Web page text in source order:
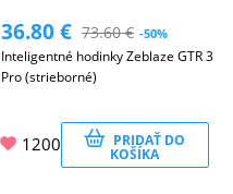
36.80€ 73.60€ -50%
Inteligentné hodinky Zeblaze GTR 3
Pro (strieborné)
1200 PRIDAŤ DO
KOŠÍKA